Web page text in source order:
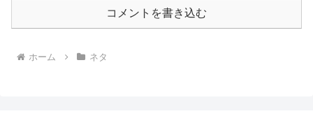
コメントを書き込む
ホーム ネタ